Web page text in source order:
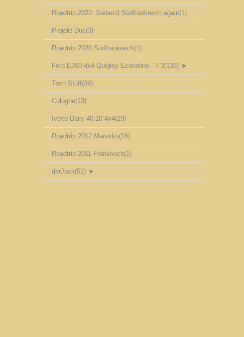
Roadtrip 2022: Sieben3 Südfrankreich again(1)
Projekt Duc(3)
Roadtrip 2020 Südfrankreich(1)
Ford E350 4x4 Quigley Econoline - 7.3(138) ►
Tech Stuff(34)
Cologne(13)
Iveco Daily 40.10 4x4(19)
Roadtrip 2012 Marokko(16)
Roadtrip 2011 Frankreich(1)
derJack(51) ►